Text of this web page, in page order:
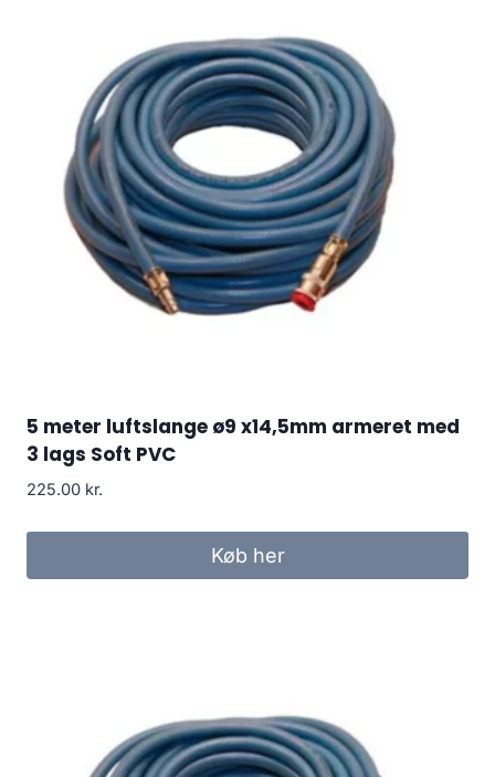
5 meter luftslange ø9 x14,5mm armeret med
3 lags Soft PVC
225.00 kr.
Køb her